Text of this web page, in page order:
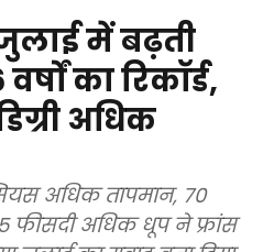
में बढ़ती
का रिकॉर्ड,
अधिक
अधिक तापमान, 70
फीसदी अधिक धूप ने फ्रांस